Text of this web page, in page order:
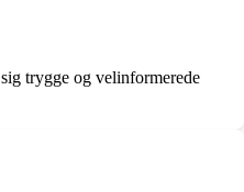
trygge og velinformerede